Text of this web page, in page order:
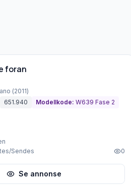
foran
(2011)
651.940 Modellkode: W639 Fase 2
Sendes 0
Se annonse